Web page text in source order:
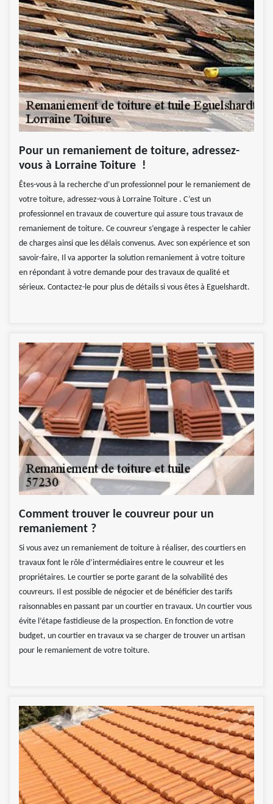
Pour un remaniement de toiture, adressez-
vous à Lorraine Toiture !
Êtes-vous à la recherche d’un professionnel pour le remaniement de
votre toiture, adressez-vous à Lorraine Toiture . C’est un
professionnel en travaux de couverture qui assure tous travaux de
remaniement de toiture. Ce couvreur s’engage à respecter le cahier
de charges ainsi que les délais convenus. Avec son expérience et son
savoir-faire, Il va apporter la solution remaniement à votre toiture
en répondant à votre demande pour des travaux de qualité et
sérieux. Contactez-le pour plus de détails si vous êtes à Eguelshardt.
Comment trouver le couvreur pour un
remaniement ?
Si vous avez un remaniement de toiture à réaliser, des courtiers en
travaux font le rôle d’intermédiaires entre le couvreur et les
propriétaires. Le courtier se porte garant de la solvabilité des
couvreurs. Il est possible de négocier et de bénéficier des tarifs
raisonnables en passant par un courtier en travaux. Un courtier vous
évite l’étape fastidieuse de la prospection. En fonction de votre
budget, un courtier en travaux va se charger de trouver un artisan
pour le remaniement de votre toiture.